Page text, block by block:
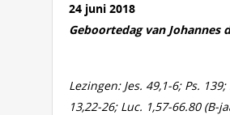
24 juni 2018
Geboortedag van Johannes
Lezingen: Jes. 49,1-6; Ps.
13,22-26; Luc. 1,57-66.80 (B-